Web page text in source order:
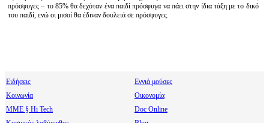
πρόσφυγες – το 85% θα δεχόταν ένα παιδί πρόσφυγα να πάει στην ίδια τάξη με το δικό
του παιδί, ενώ οι μισοί θα έδιναν δουλειά σε πρόσφυγες.
Ειδήσεις
Εννιά μούσες
Κοινωνία
Οικονομία
МΜΕ § Hi Tech
Doc Online